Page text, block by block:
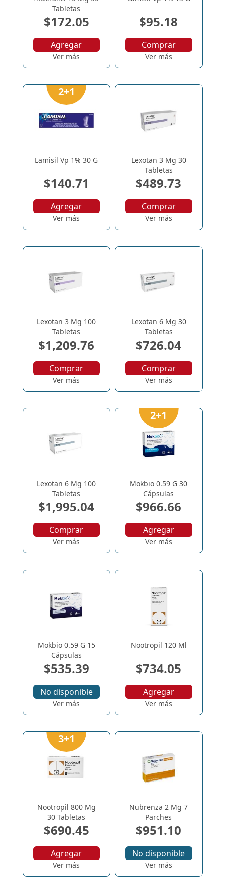
Tabletas
$172.05
Agregar
Ver más
$95.18
Comprar
Ver más
2+1
Lamisil Vp 1% 30 G
$140.71
Agregar
Ver más
Lexotan 3 Mg 30
Tabletas
$489.73
Comprar
Ver más
Lexotan 3 Mg 100
Tabletas
$1,209.76
Comprar
Ver más
Lexotan 6 Mg 30
Tabletas
$726.04
Comprar
Ver más
Lexotan 6 Mg 100
Tabletas
$1,995.04
Comprar
Ver más
2+1
Mokbio 0.59 G 30
Cápsulas
$966.66
Agregar
Ver más
Mokbio 0.59 G 15
Cápsulas
$535.39
No disponible
Ver más
Nootropil 120 Ml
$734.05
Agregar
Ver más
3+1
Nootropil 800 Mg
30 Tabletas
$690.45
Agregar
Ver más
Nubrenza 2 Mg 7
Parches
$951.10
No disponible
Ver más